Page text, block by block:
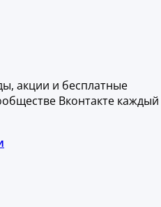
акции и бесплатные
Вконтакте каждый